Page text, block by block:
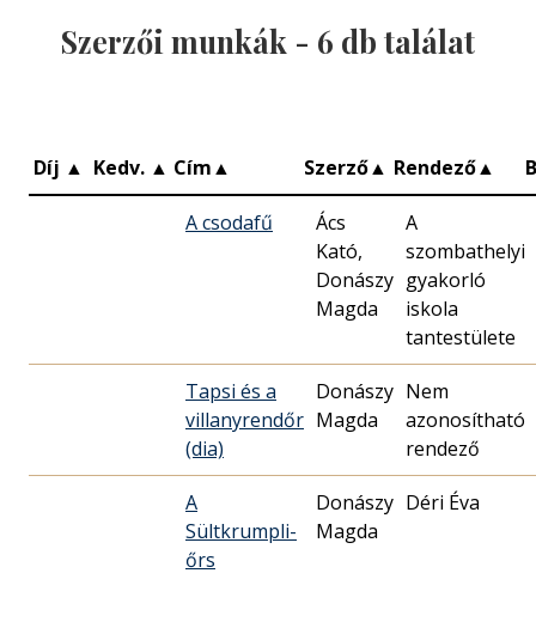
Szerzői munkák - 6 db találat
Díj ▲ Kedv. ▲ Cím▲ Szerző▲ Rendező▲
A csodafű
Ács
Kató,
Donászy
Magda
A
szombathelyi
gyakorló
iskola
tantestülete
Tapsi és a
villanyrendőr
(dia)
Donászy
Magda
Nem
azonosítható
rendező
A
Sültkrumpli-
őrs
Donászy
Magda
Déri Éva